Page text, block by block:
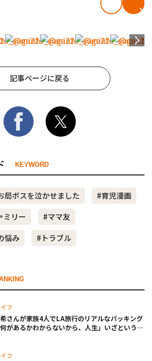
記事ページに戻る
KEYWORD
局ボスを泣かせました
#育児漫画
ミリー
#ママ友
悩み
#トラブル
フ
さんが家族4人でLA旅行のリアルなパッキング
があるかわからないから、人生」いざというと
フ